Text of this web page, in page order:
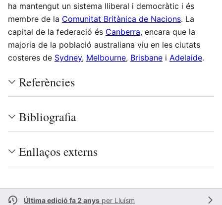
ha mantengut un sistema lliberal i democràtic i és
membre de la Comunitat Britànica de Nacions. La
capital de la federació és Canberra, encara que la
majoria de la població australiana viu en les ciutats
costeres de Sydney, Melbourne, Brisbane i Adelaide.
Referències
Bibliografia
Enllaços externs
Última edició fa 2 anys per Lluísm